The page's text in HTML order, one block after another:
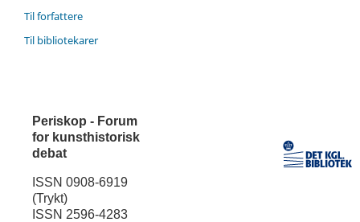
Til forfattere
Til bibliotekarer
Periskop - Forum
for kunsthistorisk
debat
ISSN 0908-6919
(Trykt)
ISSN 2596-4283